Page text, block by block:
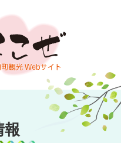
ぶら～
ぜ
報